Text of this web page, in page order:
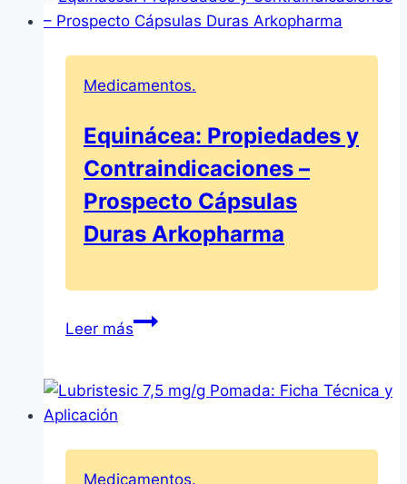
Recubiertos:
y
Secundarios
Medicamentos.
Equinácea: Propiedades y
Contraindicaciones –
Prospecto Cápsulas
Duras Arkopharma
Leer másEquinácea:
Contraindicaciones
Medicamentos.